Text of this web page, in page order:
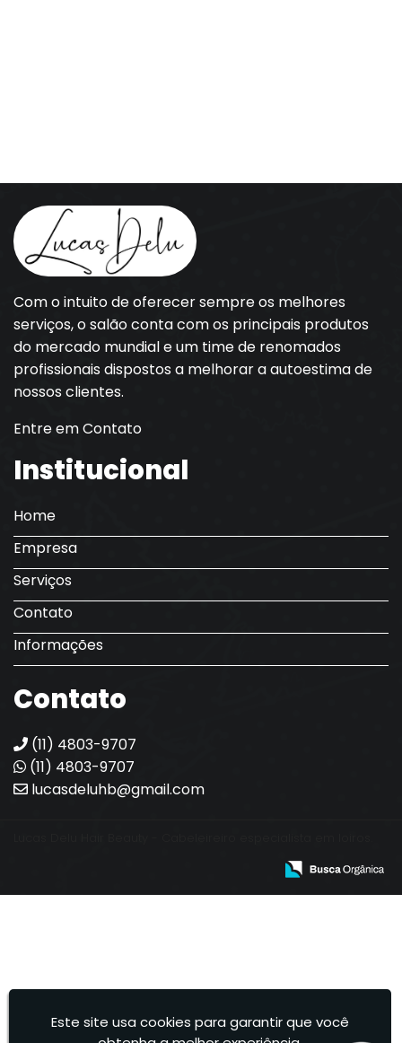
Com o intuito de oferecer sempre os melhores
serviços, o salão conta com os principais produtos
do mercado mundial e um time de renomados
profissionais dispostos a melhorar a autoestima de
nossos clientes.
Entre em Contato
Institucional
Home
Empresa
Serviços
Contato
Informações
Contato
(11) 4803-9707
(11) 4803-9707
lucasdeluhb@gmail.com
Este site usa cookies para garantir que você